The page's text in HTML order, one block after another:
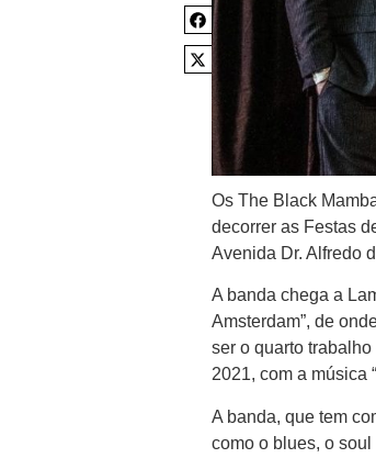
Os The Black
decorrer as Festas
Avenida Dr. Alfredo
A banda chega a
Amsterdam”, de
ser o quarto
2021, com a música
A banda, que tem
como o blues, o